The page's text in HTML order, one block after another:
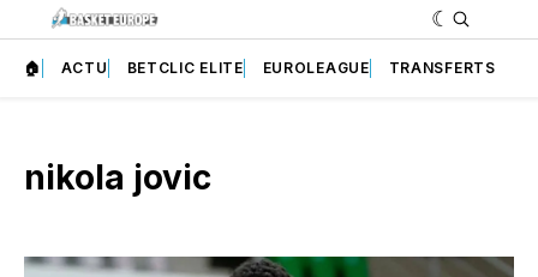
🏠 ACTU BETCLIC ELITE EUROLEAGUE TRANSFERTS
nikola jovic